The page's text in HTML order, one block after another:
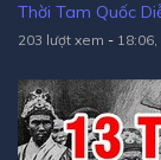
Thời Tam Quốc
203 lượt xem -